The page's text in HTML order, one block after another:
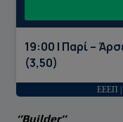
19:00 | Παρί –
(3,50)
ΕΕΕΠ
‘’Builder’’